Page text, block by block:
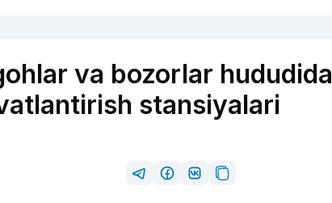
va bozorlar hududida
stansiyalari